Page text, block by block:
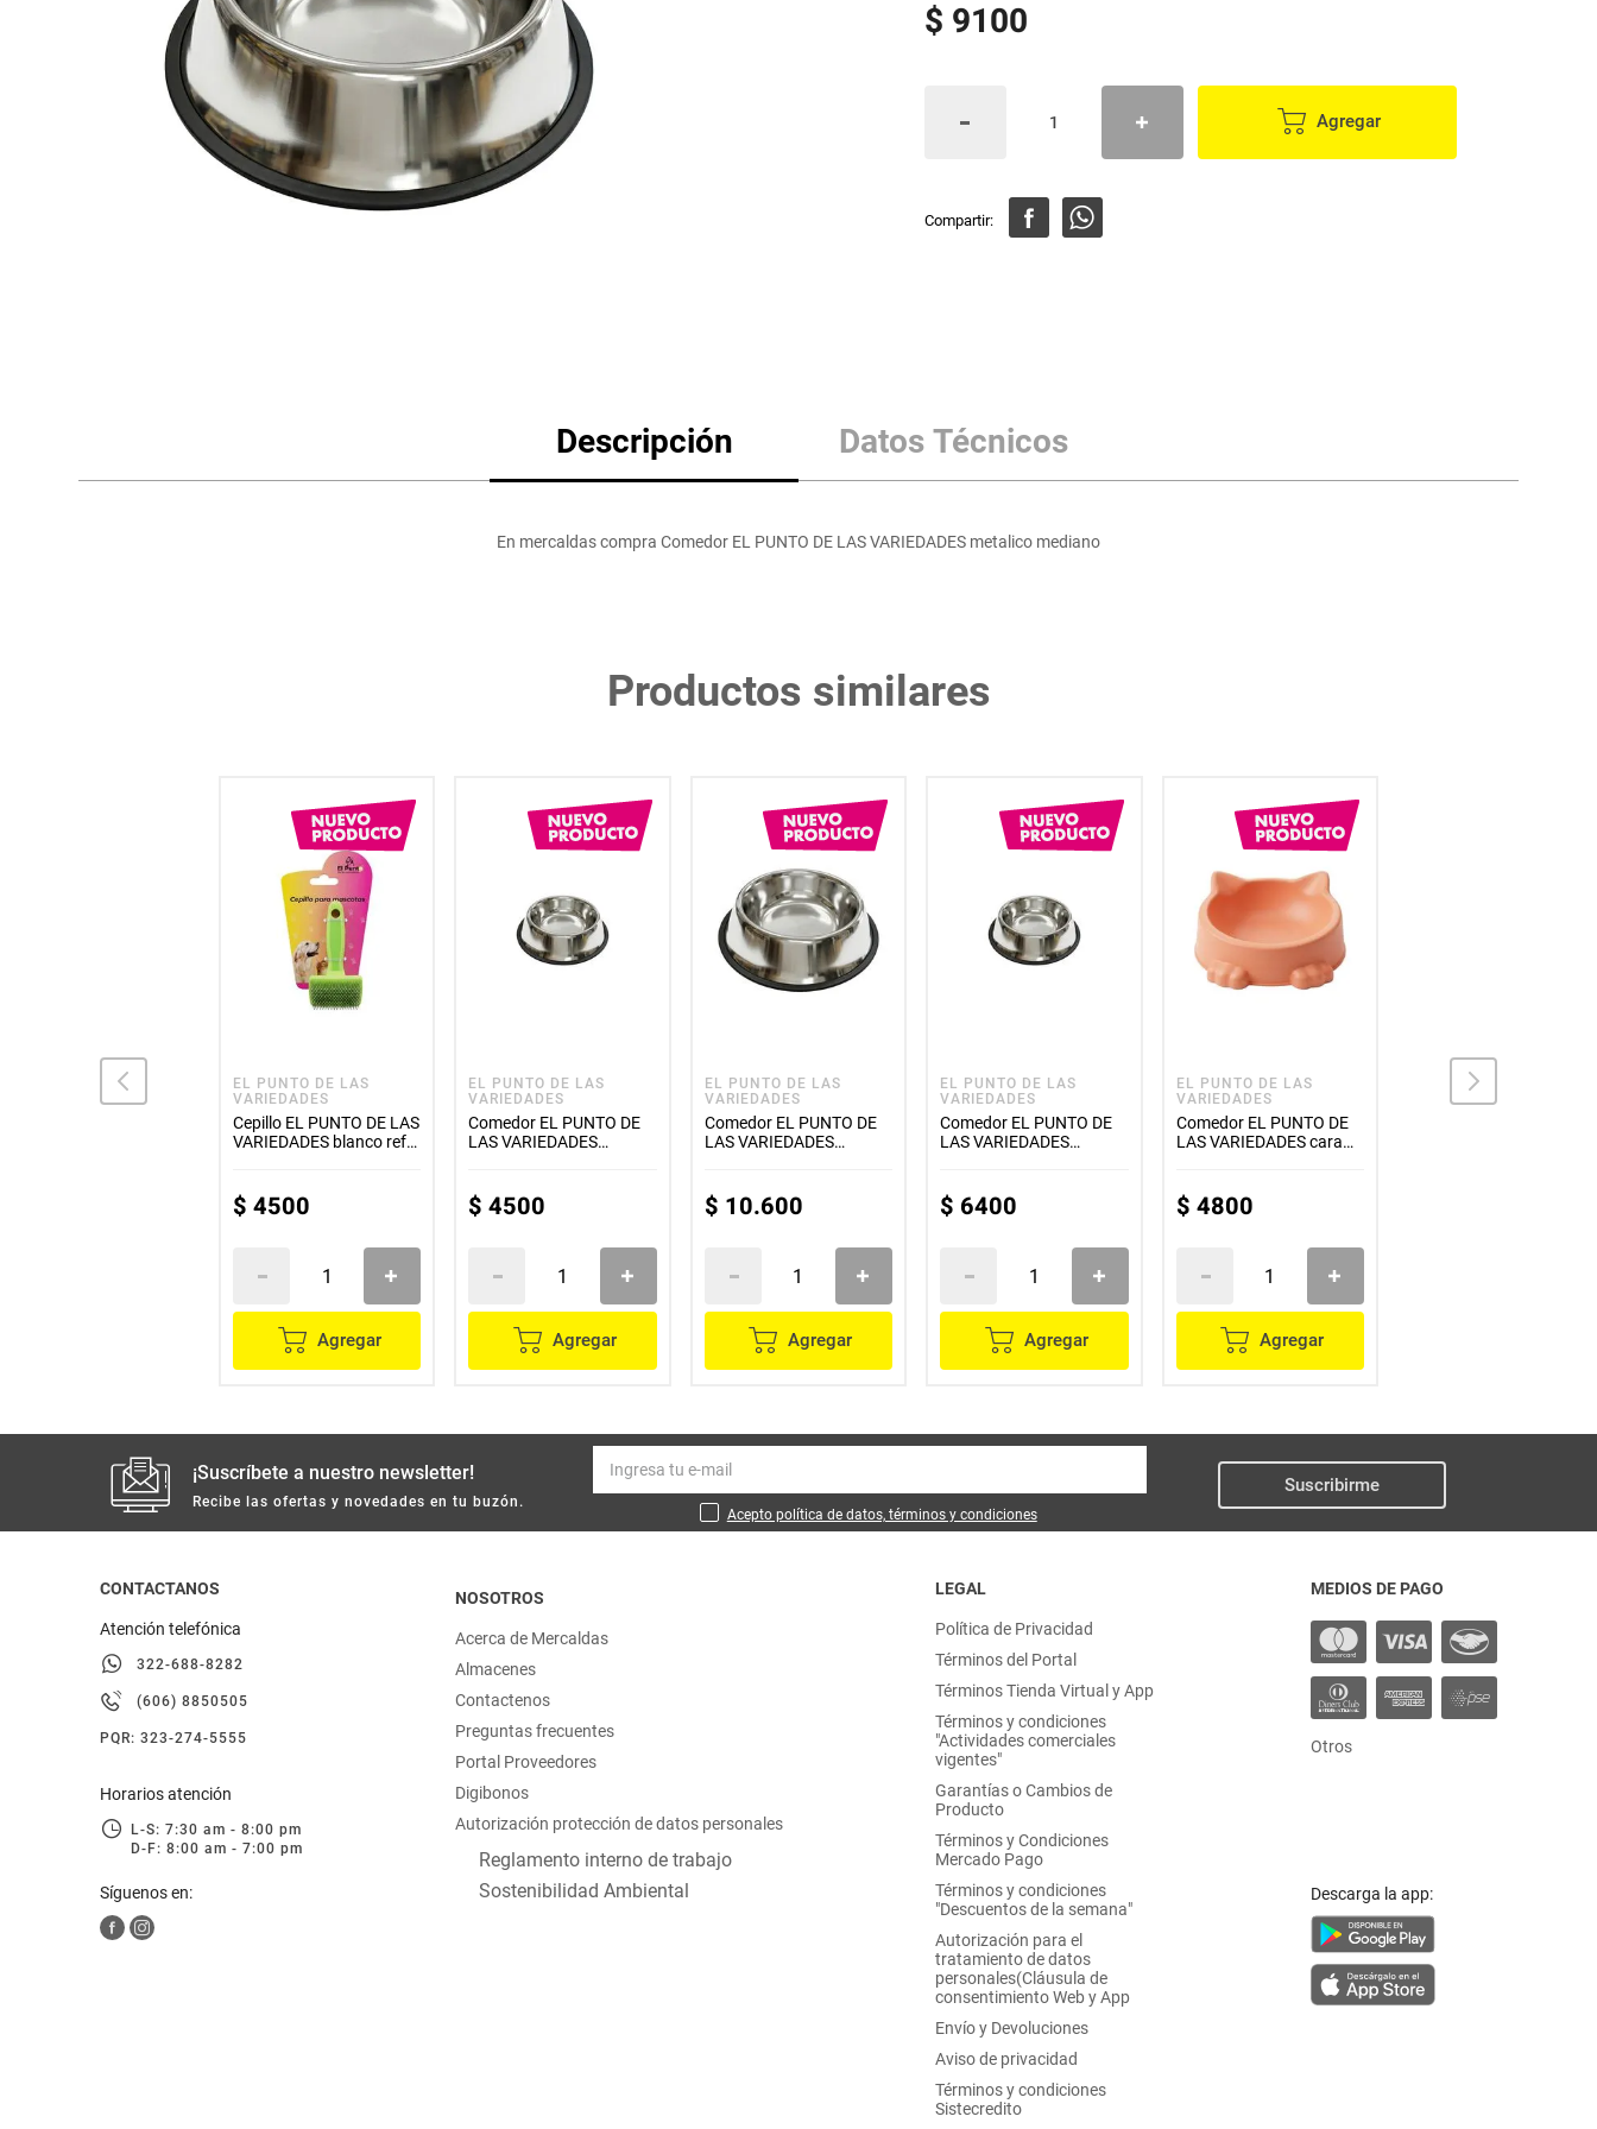
lácteos y refrigerados
vinos y licores
otros
$ 9100
Agregar
Descripción Datos Técnicos
En mercaldas compra Comedor EL PUNTO DE LAS VARIEDADES metalico mediano
Productos similares
recogedora PRANA
EL PUNTO DE LAS
VARIEDADES
Cepillo EL PUNTO DE LAS
VARIEDADES blanco ref.
$ 4500
Agregar
EL PUNTO DE LAS
VARIEDADES
Comedor EL PUNTO DE
LAS VARIEDADES
$ 4500
Agregar
EL PUNTO DE LAS
VARIEDADES
Comedor EL PUNTO DE
LAS VARIEDADES
$ 10.600
Agregar
EL PUNTO DE LAS
VARIEDADES
Comedor EL PUNTO DE
LAS VARIEDADES
$ 6400
Agregar
EL PUNTO DE LAS
VARIEDADES
Comedor EL PUNTO DE
LAS VARIEDADES cara
$ 4800
Agregar
EL PUNTO DE LAS
VARIEDADES
¡Suscríbete a nuestro newsletter!
Recibe las ofertas y novedades en tu buzón.
Acepto política de datos, términos y condiciones
Suscribirme
CONTACTANOS
Atención telefónica
322-688-8282
(606) 8850505
PQR: 323-274-5555
Horarios atención
L-S: 7:30 am - 8:00 pm
D-F: 8:00 am - 7:00 pm
Síguenos en:
NOSOTROS
Acerca de Mercaldas
Almacenes
Contactenos
Preguntas frecuentes
Portal Proveedores
Digibonos
Autorización protección de datos personales
Reglamento interno de trabajo
Sostenibilidad Ambiental
LEGAL
Política de Privacidad
Términos del Portal
Términos Tienda Virtual y App
Términos y condiciones
"Actividades comerciales
vigentes"
Garantías o Cambios de
Producto
Términos y Condiciones
Mercado Pago
Términos y condiciones
"Descuentos de la semana"
Autorización para el
tratamiento de datos
personales(Cláusula de
consentimiento Web y App
Envío y Devoluciones
Aviso de privacidad
Términos y condiciones
Sistecredito
MEDIOS DE PAGO
Otros
Descarga la app: